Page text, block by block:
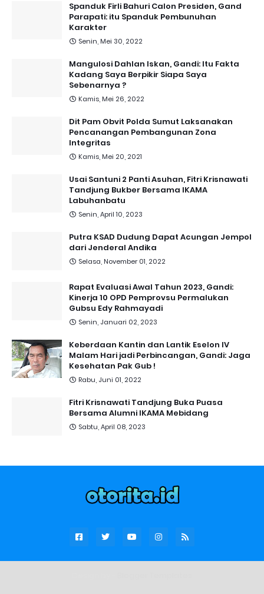
Spanduk Firli Bahuri Calon Presiden, Gand
Parapati: itu Spanduk Pembunuhan
Karakter
Senin, Mei 30, 2022
Mangulosi Dahlan Iskan, Gandi: Itu Fakta
Kadang Saya Berpikir Siapa Saya
Sebenarnya ?
Kamis, Mei 26, 2022
Dit Pam Obvit Polda Sumut Laksanakan
Pencanangan Pembangunan Zona
Integritas
Kamis, Mei 20, 2021
Usai Santuni 2 Panti Asuhan, Fitri Krisnawati
Tandjung Bukber Bersama IKAMA
Labuhanbatu
Senin, April 10, 2023
Putra KSAD Dudung Dapat Acungan Jempol
dari Jenderal Andika
Selasa, November 01, 2022
Rapat Evaluasi Awal Tahun 2023, Gandi:
Kinerja 10 OPD Pemprovsu Permalukan
Gubsu Edy Rahmayadi
Senin, Januari 02, 2023
Keberdaan Kantin dan Lantik Eselon IV
Malam Hari jadi Perbincangan, Gandi: Jaga
Kesehatan Pak Gub !
Rabu, Juni 01, 2022
Fitri Krisnawati Tandjung Buka Puasa
Bersama Alumni IKAMA Mebidang
Sabtu, April 08, 2023